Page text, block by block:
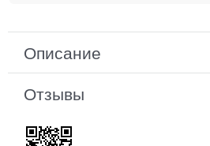
Описание
Отзывы